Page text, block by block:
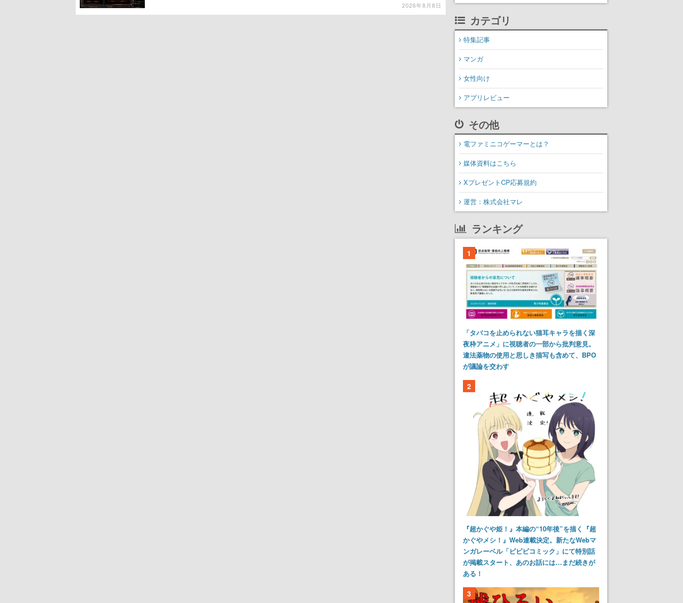
2026年8月8日
カテゴリ
特集記事
マンガ
女性向け
アプリレビュー
その他
電ファミニコゲーマーとは？
媒体資料はこちら
XプレゼントCP応募規約
運営：株式会社マレ
ランキング
1
「タバコを止められない猫耳キャラを描く深
夜枠アニメ」に視聴者の一部から批判意見。
違法薬物の使用と思しき描写も含めて、BPO
が議論を交わす
2
『超かぐや姫！』本編の“10年後”を描く『超
かぐやメシ！』Web連載決定。新たなWebマ
ンガレーベル「ビビビコミック」にて特別話
が掲載スタート、あのお話には…まだ続きが
ある！
3